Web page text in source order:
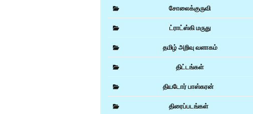
சோலைக்குருவி
ட்ராட்ஸ்கி மருது
தமிழ் அறிவு வளாகம்
திட்டங்கள்
தியடோர் பாஸ்கரன்
திரைப்படங்கள்